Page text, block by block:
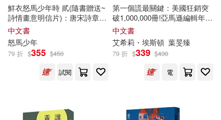
比利時氣球傳媒公司(8)
湯素蘭(8)
灌木文化(8) 王雨辰(8)
民主與建設出版社(32)
沙鷗(32)
百花洲文藝出版社(32)
萬卷出版公司(32)
鮮衣怒馬少年時 貮(隨書贈送~
詩情畫意明信片)：唐宋詩章的
盛世殘夢—故事生動、欲罷不
能!原來詩詞這樣迷人!帶你一邊
讀詩詞，一邊學歷史
中文書
怒馬少年
79 折 $355 $450
試閱
第一個謊最關鍵：美國狂銷突
破1,000,000冊!亞馬遜編輯年度
最佳懸疑/驚悚小說選書
中文書
艾希莉・埃斯頓 葉旻臻
79 折 $339 $430
電